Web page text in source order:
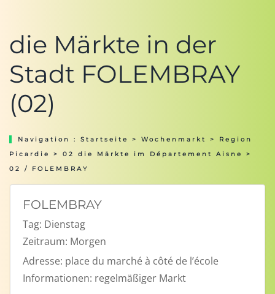
die Märkte in der
Stadt FOLEMBRAY
(02)
Navigation : Startseite > Wochenmarkt > Region
Picardie
> 02 die Märkte im Département Aisne
>
02 / FOLEMBRAY
FOLEMBRAY
Tag: Dienstag
Zeitraum: Morgen
Adresse: place du marché à côté de l’école
Informationen: regelmäßiger Markt